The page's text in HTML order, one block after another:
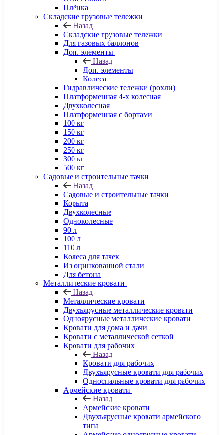
Плёнка
Складские грузовые тележки
Назад
Складские грузовые тележки
Для газовых баллонов
Доп. элементы
Назад
Доп. элементы
Колеса
Гидравлические тележки (рохли)
Платформенная 4-х колесная
Двухколесная
Платформенная с бортами
100 кг
150 кг
200 кг
250 кг
300 кг
500 кг
Садовые и строительные тачки
Назад
Садовые и строительные тачки
Корыта
Двухколесные
Одноколесные
90 л
100 л
110 л
Колеса для тачек
Из оцинкованной стали
Для бетона
Металлические кровати
Назад
Металлические кровати
Двухъярусные металлические кровати
Одноярусные металлические кровати
Кровати для дома и дачи
Кровати с металлической сеткой
Кровати для рабочих
Назад
Кровати для рабочих
Двухъярусные кровати для рабочих
Односпальные кровати для рабочих
Армейские кровати
Назад
Армейские кровати
Двухъярусные кровати армейского
типа